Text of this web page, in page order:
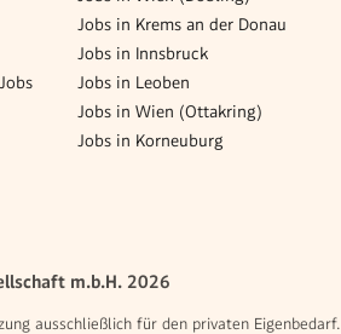
Jobs in Krems an der Donau
Jobs in Innsbruck
Jobs in Leoben
Jobs in Wien (Ottakring)
Jobs in Korneuburg
m.b.H. 2026
ausschließlich für den privaten Eigenbedarf.